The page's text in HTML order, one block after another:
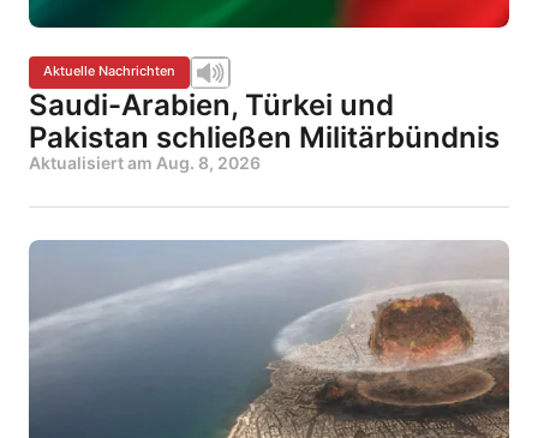
Aktuelle Nachrichten
Saudi-Arabien, Türkei und
Pakistan schließen Militärbündnis
Aktualisiert am Aug. 8, 2026